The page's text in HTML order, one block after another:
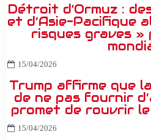
Détroit d'Ormuz :
et d’Asie-Pacifique
risques graves »
15/04/2026
Trump affirme que
de ne pas fournir
promet de rouvrir
15/04/2026